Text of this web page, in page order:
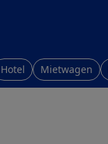
Hotel Mietwagen